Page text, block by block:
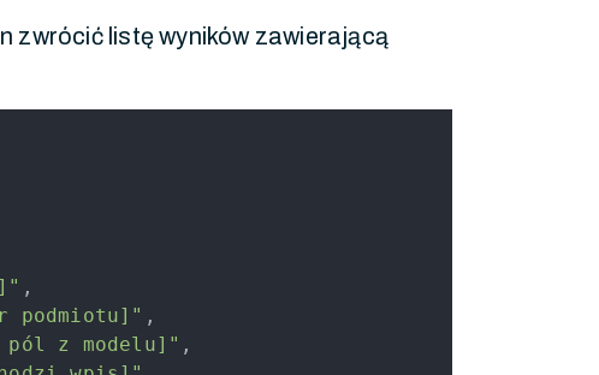
zwrócić listę wyników zawierającą
,
,
z modelu]" ,